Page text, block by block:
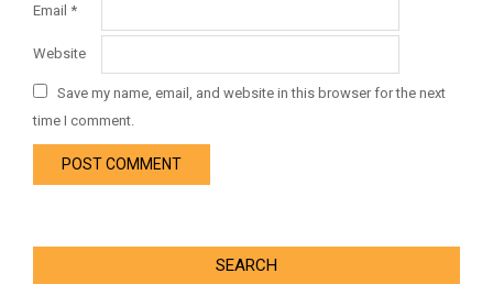
Email *
Website
Save my name, email, and website in this browser for the next
time I comment.
SEARCH